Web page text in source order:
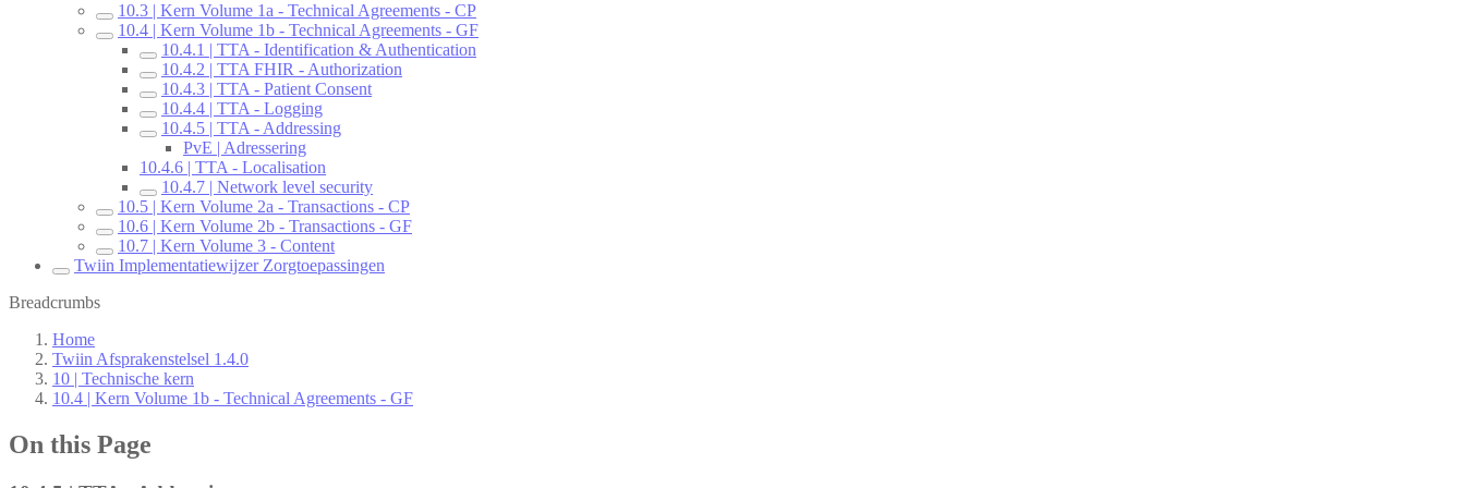
10.3 | Kern Volume 1a - Technical Agreements - CP
10.4 | Kern Volume 1b - Technical Agreements - GF
10.4.1 | TTA - Identification & Authentication
10.4.2 | TTA FHIR - Authorization
10.4.3 | TTA - Patient Consent
10.4.4 | TTA - Logging
10.4.5 | TTA - Addressing
PvE | Adressering
10.4.6 | TTA - Localisation
10.4.7 | Network level security
10.5 | Kern Volume 2a - Transactions - CP
10.6 | Kern Volume 2b - Transactions - GF
10.7 | Kern Volume 3 - Content
Twiin Implementatiewijzer Zorgtoepassingen
Breadcrumbs
Home
Twiin Afsprakenstelsel 1.4.0
10 | Technische kern
10.4 | Kern Volume 1b - Technical Agreements - GF
On this Page